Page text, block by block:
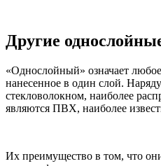
Другие
«Однослойный» означает
нанесенное в один слой.
стекловолокном, наиболее
являются ПВХ, наиболее
Их преимущество в том, что